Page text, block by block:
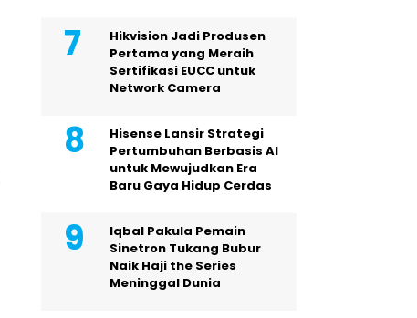
Hikvision Jadi Produsen
Pertama yang Meraih
Sertifikasi EUCC untuk
Network Camera
Hisense Lansir Strategi
Pertumbuhan Berbasis AI
untuk Mewujudkan Era
Baru Gaya Hidup Cerdas
Iqbal Pakula Pemain
Sinetron Tukang Bubur
Naik Haji the Series
Meninggal Dunia